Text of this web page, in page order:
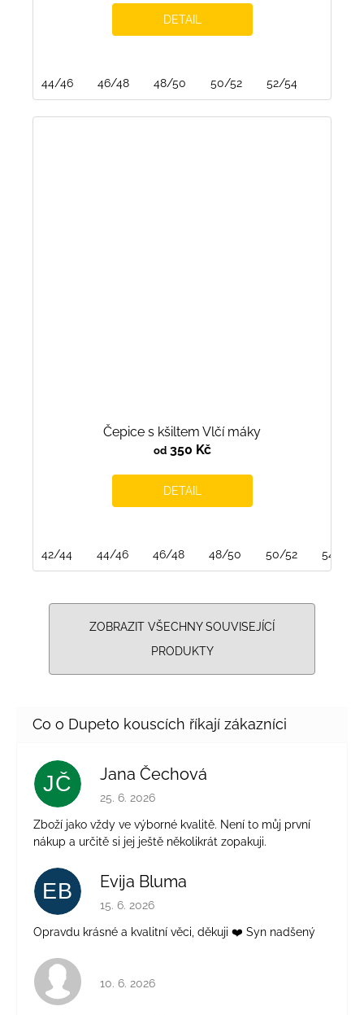
DETAIL
44/46 46/48 48/50 50/52 52/54
Čepice s kšiltem Vlčí máky
od350 Kč
DETAIL
42/44 44/46 46/48 48/50 50/52 54/56
ZOBRAZIT VŠECHNY SOUVISEJÍCÍ
PRODUKTY
JČ Jana Čechová
Hodnocení obchodu je 5 z 5 hvězdiček.
25. 6. 2026
Zboží jako vždy ve výborné kvalitě. Není to můj první
nákup a určitě si jej ještě několikrát zopakuji.
EB Evija Bluma
Hodnocení obchodu je 5 z 5 hvězdiček.
15. 6. 2026
Opravdu krásné a kvalitní věci, děkuji ❤️ Syn nadšený
Hodnocení obchodu je 4 z 5 hvězdiček.
10. 6. 2026